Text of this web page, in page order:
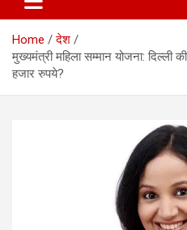
Home
देश
मुख्यमंत्री महिला सम्मान योजना:
हजार रुपये?